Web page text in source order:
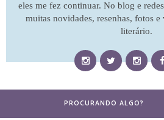
eles me fez continuar. No blog e
muitas novidades, resenhas, fotos
literário.